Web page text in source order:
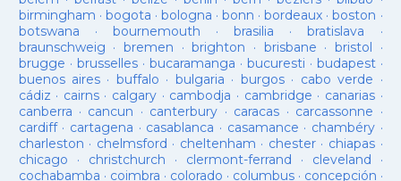
birmingham · bogota · bologna ·bonn ·bordeaux ·boston ·
botswana · bournemouth ·brasilia ·bratislava ·
braunschweig · bremen ·brighton · brisbane · bristol ·
brugge · brusselles· bucaramanga · bucuresti · budapest·
buenos aires· buffalo · bulgaria · burgos· cabo verde ·
cádiz · cairns· calgary · cambodja · cambridge · canarias·
canberra · cancun · canterbury · caracas · carcassonne ·
cardiff· cartagena · casablanca · casamance · chambéry·
charleston · chelmsford · cheltenham · chester· chiapas ·
chicago · christchurch · clermont-ferrand · cleveland ·
cochabamba · coimbra · colorado · columbus· concepción ·